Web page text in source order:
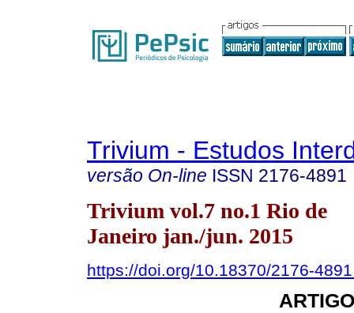
Trivium - Estudos
versão On-line ISSN 2176-4891
Trivium vol.7 no.1 Rio de
Janeiro jan./jun. 2015
https://doi.org/10.18370/2176-